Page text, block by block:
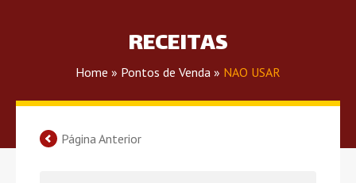
RECEITAS
Home » Pontos de Venda » NAO USAR
Página Anterior